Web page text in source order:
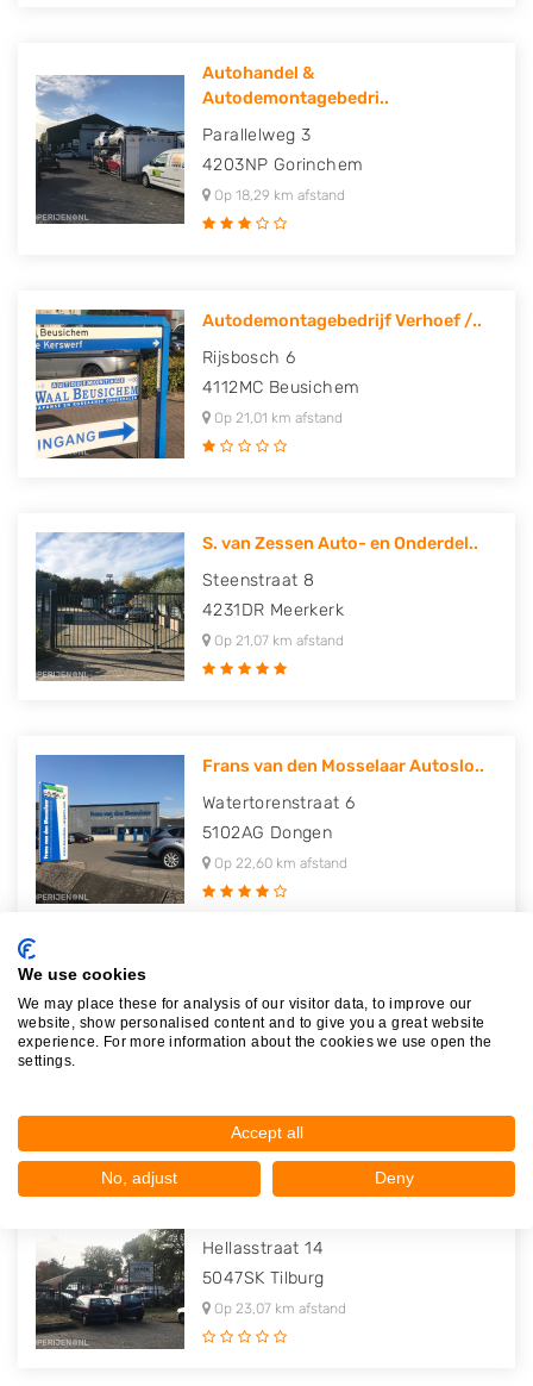
Autohandel &
Autodemontagebedri..
Parallelweg 3
4203NP Gorinchem
Op 18,29 km afstand
Autodemontagebedrijf Verhoef /..
Rijsbosch 6
4112MC Beusichem
Op 21,01 km afstand
S. van Zessen Auto- en Onderdel..
Steenstraat 8
4231DR Meerkerk
Op 21,07 km afstand
Frans van den Mosselaar Autoslo..
Watertorenstraat 6
5102AG Dongen
Op 22,60 km afstand
Heesterakker 4
Hellasstraat 14
5047SK Tilburg
Op 23,07 km afstand
We use cookies
We may place these for analysis of our visitor data, to improve our
website, show personalised content and to give you a great website
experience. For more information about the cookies we use open the
settings.
Accept all
No, adjust Deny